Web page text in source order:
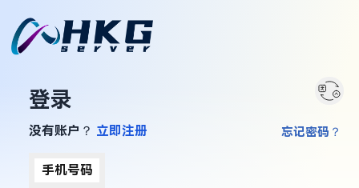
登录
没有账户？ 立即注册
手机号码
忘记密码？